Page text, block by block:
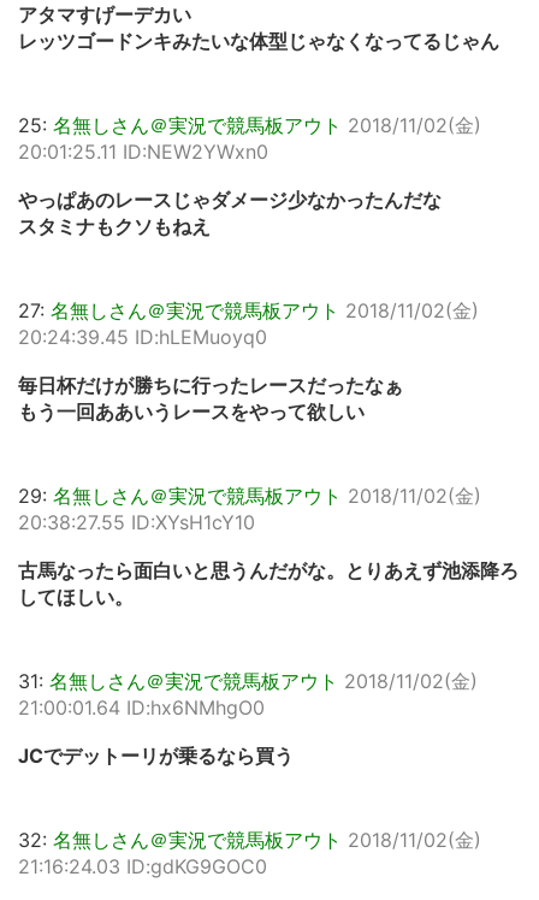
アタマすげーデカい
レッツゴードンキみたいな体型じゃなくなってるじゃん
25: 名無しさん＠実況で競馬板アウト 2018/11/02(金)
20:01:25.11 ID:NEW2YWxn0
やっぱあのレースじゃダメージ少なかったんだな
スタミナもクソもねえ
27: 名無しさん＠実況で競馬板アウト 2018/11/02(金)
20:24:39.45 ID:hLEMuoyq0
毎日杯だけが勝ちに行ったレースだったなぁ
もう一回ああいうレースをやって欲しい
29: 名無しさん＠実況で競馬板アウト 2018/11/02(金)
20:38:27.55 ID:XYsH1cY10
古馬なったら面白いと思うんだがな。とりあえず池添降ろ
してほしい。
31: 名無しさん＠実況で競馬板アウト 2018/11/02(金)
21:00:01.64 ID:hx6NMhgO0
JCでデットーリが乗るなら買う
32: 名無しさん＠実況で競馬板アウト 2018/11/02(金)
21:16:24.03 ID:gdKG9GOC0